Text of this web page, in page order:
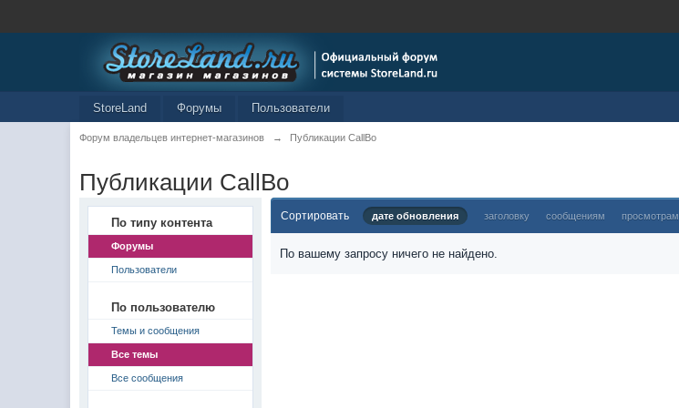
StoreLand Форумы Пользователи
Форум владельцев интернет-магазинов → Публикации CallBo
Публикации CallBo
По типу контента
Форумы
Пользователи
По пользователю
Темы и сообщения
Все темы
Все сообщения
Сортировать дате обновления заголовку сообщениям просмотрам
По вашему запросу ничего не найдено.